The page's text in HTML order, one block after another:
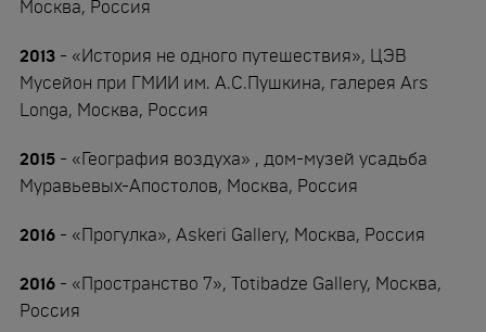
Москва, Россия
2013 - «История не одного путешествия», ЦЭВ
Мусейон при ГМИИ им. А.C.Пушкина, галерея Ars
Longa, Москва, Россия
2015 - «География воздуха» , дом-музей усадьба
Муравьевых-Апостолов, Москва, Россия
2016 - «Прогулка», Askeri Gallery, Москва, Россия
2016 - «Пространство 7», Totibadze Gallery, Москва,
Россия